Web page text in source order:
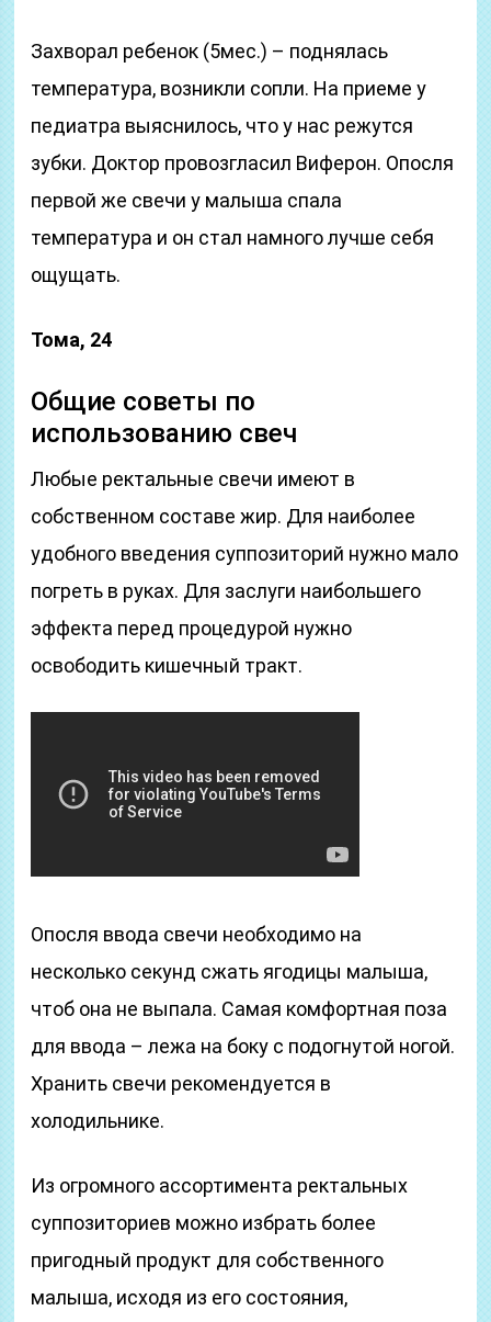
Захворал ребенок (5мес.) – поднялась
температура, возникли сопли. На приеме у
педиатра выяснилось, что у нас режутся
зубки. Доктор провозгласил Виферон. Опосля
первой же свечи у малыша спала
температура и он стал намного лучше себя
ощущать.
Тома, 24
Общие советы по
использованию свеч
Любые ректальные свечи имеют в
собственном составе жир. Для наиболее
удобного введения суппозиторий нужно мало
погреть в руках. Для заслуги наибольшего
эффекта перед процедурой нужно
освободить кишечный тракт.
Опосля ввода свечи необходимо на
несколько секунд сжать ягодицы малыша,
чтоб она не выпала. Самая комфортная поза
для ввода – лежа на боку с подогнутой ногой.
Хранить свечи рекомендуется в
холодильнике.
Из огромного ассортимента ректальных
суппозиториев можно избрать более
пригодный продукт для собственного
малыша, исходя из его состояния,